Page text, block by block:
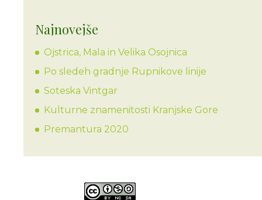
Najnovejše
Ojstrica, Mala in Velika Osojnica
Po sledeh gradnje Rupnikove linije
Soteska Vintgar
Kulturne znamenitosti Kranjske Gore
Premantura 2020